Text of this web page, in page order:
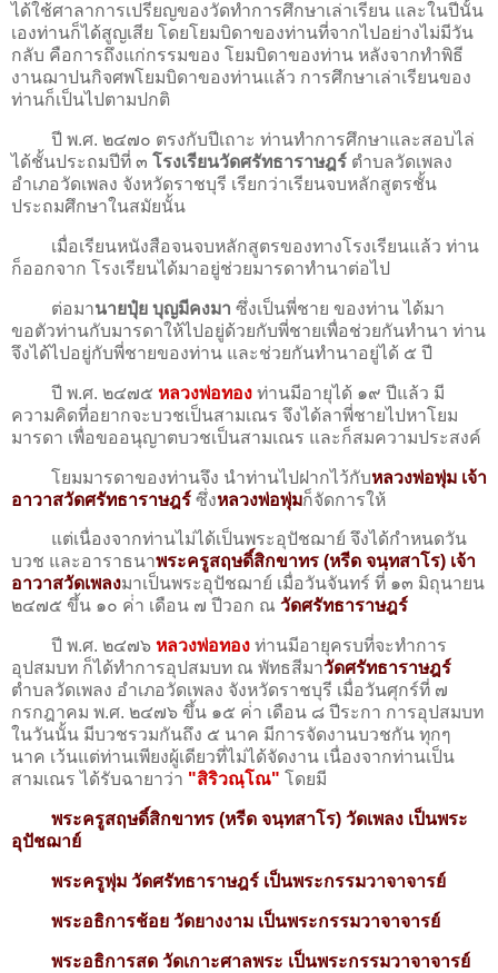
ได้ใช้ศาลาการเปรียญของวัดทำการศึกษาเล่าเรียน และในปีนั้น
เองท่านก็ได้สูญเสีย โดยโยมบิดาของท่านที่จากไปอย่างไม่มีวัน
กลับ คือการถึงแก่กรรมของ โยมบิดาของท่าน หลังจากทำพิธี
งานฌาปนกิจศพโยมบิดาของท่านแล้ว การศึกษาเล่าเรียนของ
ท่านก็เป็นไปตามปกติ
ปี พ.ศ. ๒๔๗๐ ตรงกับปีเถาะ ท่านทําการศึกษาและสอบไล่
ได้ชั้นประถมปีที่ ๓ โรงเรียนวัดศรัทธาราษฎร์ ตำบลวัดเพลง
อำเภอวัดเพลง จังหวัดราชบุรี เรียกว่าเรียนจบหลักสูตรชั้น
ประถมศึกษาในสมัยนั้น
เมื่อเรียนหนังสือจนจบหลักสูตรของทางโรงเรียนแล้ว ท่าน
ก็ออกจาก โรงเรียนได้มาอยู่ช่วยมารดาทำนาต่อไป
ต่อมานายปุ๋ย บุญมีคงมา ซึ่งเป็นพี่ชาย ของท่าน ได้มา
ขอตัวท่านกับมารดาให้ไปอยู่ด้วยกับพี่ชายเพื่อช่วยกันทำนา ท่าน
จึงได้ไปอยู่กับพี่ชายของท่าน และช่วยกันทำนาอยู่ได้ ๕ ปี
ปี พ.ศ. ๒๔๗๕ หลวงพ่อทอง ท่านมีอายุได้ ๑๙ ปีแล้ว มี
ความคิดที่อยากจะบวชเป็นสามเณร จึงได้ลาพี่ชายไปหาโยม
มารดา เพื่อขออนุญาตบวชเป็นสามเณร และก็สมความประสงค์
โยมมารดาของท่านจึง นำท่านไปฝากไว้กับหลวงพ่อพุ่ม เจ้า
อาวาสวัดศรัทธาราษฎร์ ซึ่งหลวงพ่อพุ่มก็จัดการให้
แต่เนื่องจากท่านไม่ได้เป็นพระอุปัชฌาย์ จึงได้กำหนดวัน
บวช และอาราธนาพระครูสฤษดิ์สิกขาทร (หรีด จนฺทสาโร) เจ้า
อาวาสวัดเพลงมาเป็นพระอุปัชฌาย์ เมื่อวันจันทร์ ที่ ๑๓ มิถุนายน
๒๔๗๕ ขึ้น ๑๐ ค่ํา เดือน ๗ ปีวอก ณ วัดศรัทธาราษฎร์
ปี พ.ศ. ๒๔๗๖ หลวงพ่อทอง ท่านมีอายุครบที่จะทําการ
อุปสมบท ก็ได้ทําการอุปสมบท ณ พัทธสีมาวัดศรัทธาราษฎร์
ตำบลวัดเพลง อำเภอวัดเพลง จังหวัดราชบุรี เมื่อวันศุกร์ที่ ๗
กรกฎาคม พ.ศ. ๒๔๗๖ ขึ้น ๑๕ ค่ํา เดือน ๘ ปีระกา การอุปสมบท
ในวันนั้น มีบวชรวมกันถึง ๕ นาค มีการจัดงานบวชกัน ทุกๆ
นาค เว้นแต่ท่านเพียงผู้เดียวที่ไม่ได้จัดงาน เนื่องจากท่านเป็น
สามเณร ได้รับฉายาว่า "สิริวณฺโณ" โดยมี
พระครูสฤษดิ์สิกขาทร (หรีด จนฺทสาโร) วัดเพลง เป็นพระ
อุปัชฌาย์
พระครูพุ่ม วัดศรัทธาราษฎร์ เป็นพระกรรมวาจาจารย์
พระอธิการช้อย วัดยางงาม เป็นพระกรรมวาจาจารย์
พระอธิการสด วัดเกาะศาลพระ เป็นพระกรรมวาจาจารย์